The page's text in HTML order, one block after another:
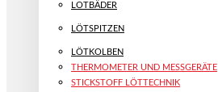
LOTBÄDER
LÖTSPITZEN
LÖTKOLBEN
THERMOMETER UND MESSGERÄTE
STICKSTOFF LÖTTECHNIK